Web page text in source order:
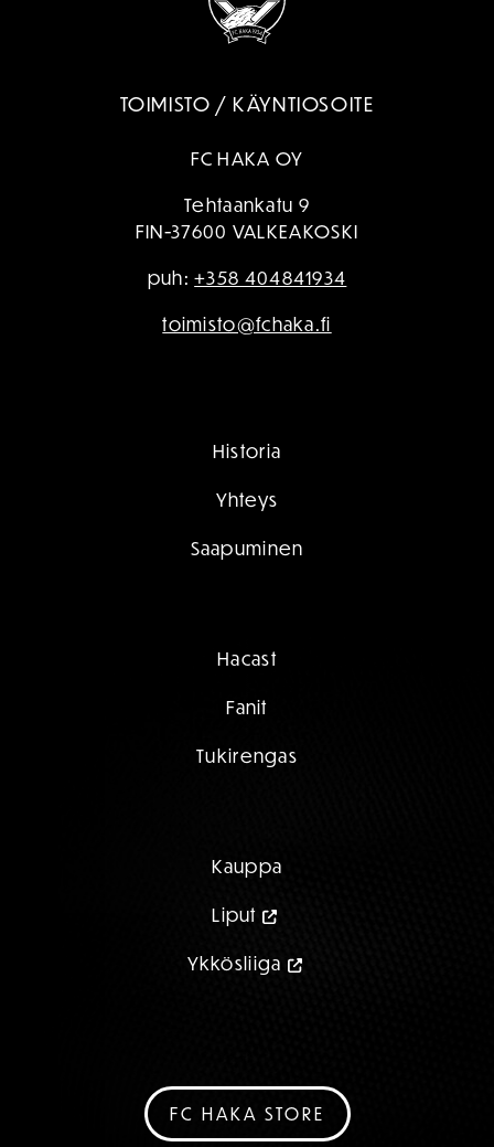
TOIMISTO / KÄYNTIOSOITE
FC HAKA OY
Tehtaankatu 9
FIN-37600 VALKEAKOSKI
puh:+358 404841934
toimisto@fchaka.fi
Historia
Yhteys
Saapuminen
Hacast
Fanit
Tukirengas
Kauppa
Liput
Ykkösliiga
FC HAKA STORE